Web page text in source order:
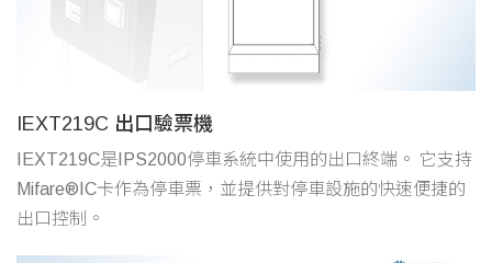
IEXT219C 出口驗票機
IEXT219C是IPS2000停車系統中使用的出口終端。 它支持
Mifare®IC卡作為停車票，並提供對停車設施的快速便捷的
出口控制。